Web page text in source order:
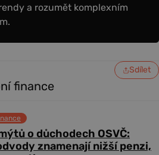
a rozumět komplexním
Sdílet
finance
o důchodech OSVČ:
znamenají nižší penzi,